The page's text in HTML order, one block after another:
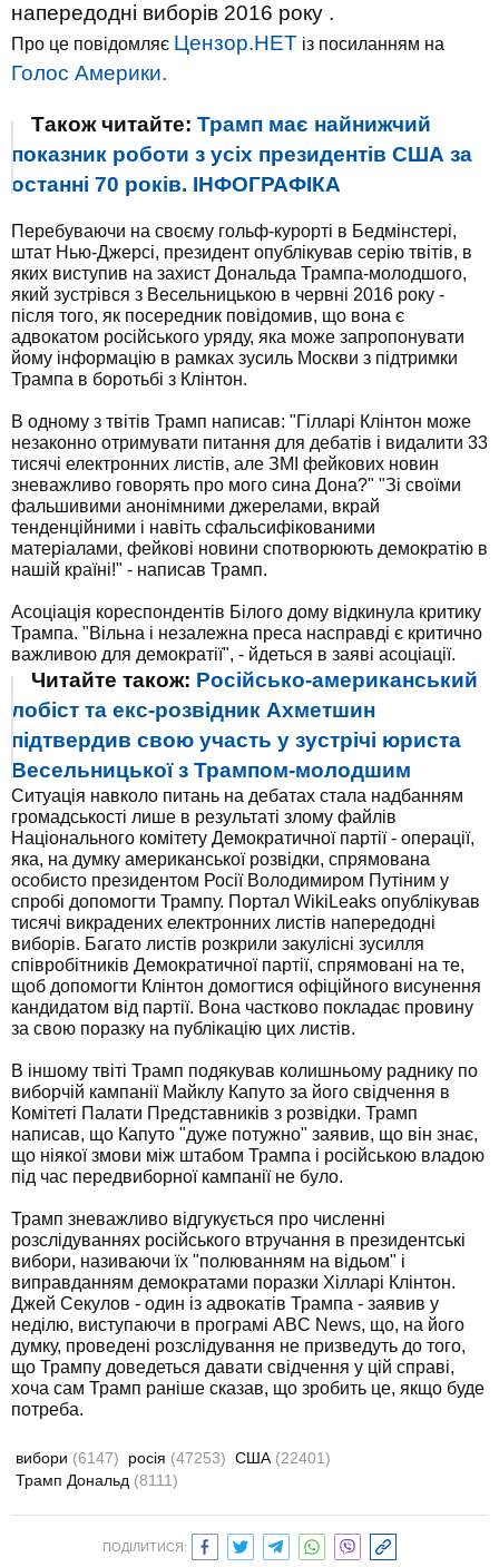
напередодні виборів 2016 року .
Про це повідомляє Цензор.НЕТ із посиланням на
Голос Америки.
Також читайте: Трамп має найнижчий
показник роботи з усіх президентів США за
останні 70 років. ІНФОГРАФІКА
Перебуваючи на своєму гольф-курорті в Бедмінстері,
штат Нью-Джерсі, президент опублікував серію твітів, в
яких виступив на захист Дональда Трампа-молодшого,
який зустрівся з Весельницькою в червні 2016 року -
після того, як посередник повідомив, що вона є
адвокатом російського уряду, яка може запропонувати
йому інформацію в рамках зусиль Москви з підтримки
Трампа в боротьбі з Клінтон.
В одному з твітів Трамп написав: "Гілларі Клінтон може
незаконно отримувати питання для дебатів і видалити 33
тисячі електронних листів, але ЗМІ фейкових новин
зневажливо говорять про мого сина Дона?" "Зі своїми
фальшивими анонімними джерелами, вкрай
тенденційними і навіть сфальсифікованими
матеріалами, фейкові новини спотворюють демократію в
нашій країні!" - написав Трамп.
Асоціація кореспондентів Білого дому відкинула критику
Трампа. "Вільна і незалежна преса насправді є критично
важливою для демократії", - йдеться в заяві асоціації.
Читайте також: Російсько-американський
лобіст та екс-розвідник Ахметшин
підтвердив свою участь у зустрічі юриста
Весельницької з Трампом-молодшим
Ситуація навколо питань на дебатах стала надбанням
громадськості лише в результаті злому файлів
Національного комітету Демократичної партії - операції,
яка, на думку американської розвідки, спрямована
особисто президентом Росії Володимиром Путіним у
спробі допомогти Трампу. Портал WikiLeaks опублікував
тисячі викрадених електронних листів напередодні
виборів. Багато листів розкрили закулісні зусилля
співробітників Демократичної партії, спрямовані на те,
щоб допомогти Клінтон домогтися офіційного висунення
кандидатом від партії. Вона частково покладає провину
за свою поразку на публікацію цих листів.
В іншому твіті Трамп подякував колишньому раднику по
виборчій кампанії Майклу Капуто за його свідчення в
Комітеті Палати Представників з розвідки. Трамп
написав, що Капуто "дуже потужно" заявив, що він знає,
що ніякої змови між штабом Трампа і російською владою
під час передвиборної кампанії не було.
Трамп зневажливо відгукується про численні
розслідуваннях російського втручання в президентські
вибори, називаючи їх "полюванням на відьом" і
виправданням демократами поразки Хілларі Клінтон.
Джей Секулов - один із адвокатів Трампа - заявив у
неділю, виступаючи в програмі ABC News, що, на його
думку, проведені розслідування не призведуть до того,
що Трампу доведеться давати свідчення у цій справі,
хоча сам Трамп раніше сказав, що зробить це, якщо буде
потреба.
вибори (6147) росія (47253) США (22401)
Трамп Дональд (8111)
ПОДІЛИТИСЯ: